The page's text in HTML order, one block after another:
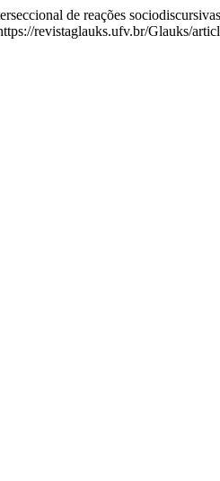
de reações
revistaglauks.ufv.br/Glauks/